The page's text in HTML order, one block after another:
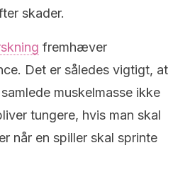
skader.
fremhæver
Det er således vigtigt, at
muskelmasse ikke
tungere, hvis man skal
når en spiller skal sprinte